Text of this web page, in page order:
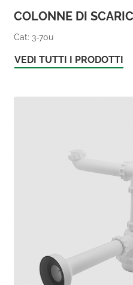
COLONNE DI
Cat: 3-70u
VEDI TUTTI I PRODOTTI